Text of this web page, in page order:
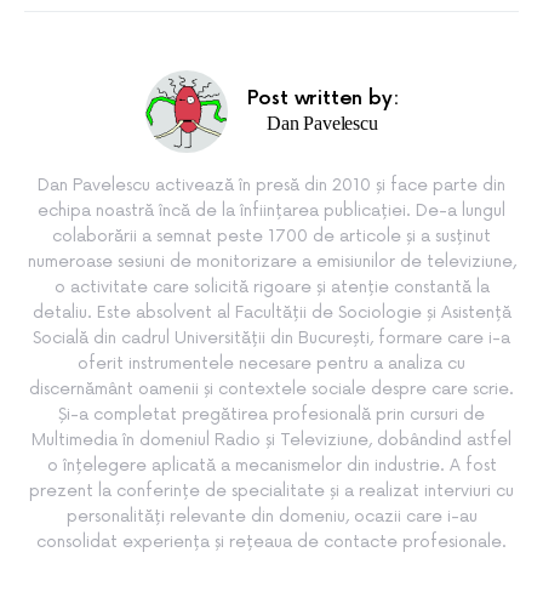
Post written by:
Dan Pavelescu
Dan Pavelescu activează în presă din 2010 și face parte din
echipa noastră încă de la înființarea publicației. De-a lungul
colaborării a semnat peste 1700 de articole și a susținut
numeroase sesiuni de monitorizare a emisiunilor de televiziune,
o activitate care solicită rigoare și atenție constantă la
detaliu. Este absolvent al Facultății de Sociologie și Asistență
Socială din cadrul Universității din București, formare care i-a
oferit instrumentele necesare pentru a analiza cu
discernământ oamenii și contextele sociale despre care scrie.
Și-a completat pregătirea profesională prin cursuri de
Multimedia în domeniul Radio și Televiziune, dobândind astfel
o înțelegere aplicată a mecanismelor din industrie. A fost
prezent la conferințe de specialitate și a realizat interviuri cu
personalități relevante din domeniu, ocazii care i-au
consolidat experiența și rețeaua de contacte profesionale.